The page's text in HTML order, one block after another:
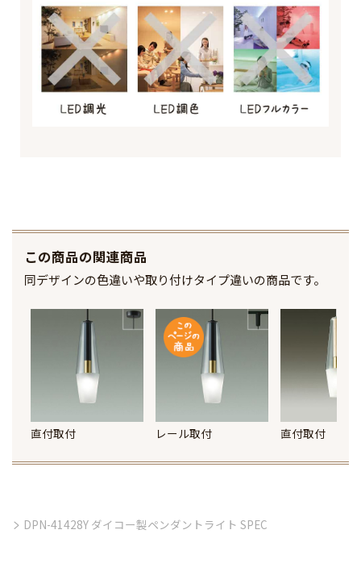
この商品の関連商品
同デザインの色違いや取り付けタイプ違いの商品です。
直付取付 レール取付 直付取付
DPN-41428Y ダイコー製ペンダントライト SPEC